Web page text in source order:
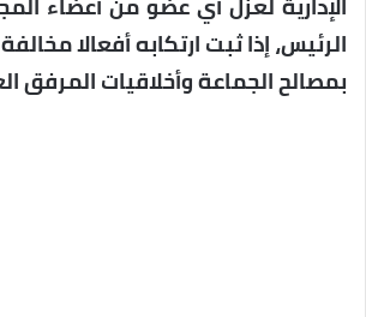
الرئيس، إذا ثبت ارتكابه أفعالا
بمصالح الجماعة وأخلاقيات المرفق